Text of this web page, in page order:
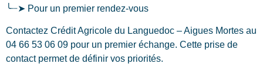
╰┈➤ Pour un premier rendez-vous
Contactez Crédit Agricole du Languedoc – Aigues Mortes au
04 66 53 06 09 pour un premier échange. Cette prise de
contact permet de définir vos priorités.